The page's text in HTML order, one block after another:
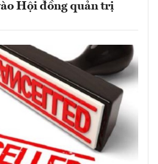
Hội đồng quản trị